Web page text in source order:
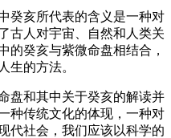
癸亥所代表的含义是一种对
古人对宇宙、自然和人类关
的癸亥与紫微命盘相结合，
生的方法。
盘和其中关于癸亥的解读并
种传统文化的体现，一种对
代社会，我们应该以科学的